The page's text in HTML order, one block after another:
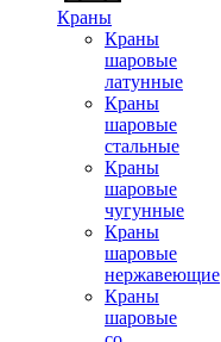
Краны
Краны
шаровые
латунные
Краны
шаровые
стальные
Краны
шаровые
чугунные
Краны
шаровые
нержавеющие
Краны
шаровые